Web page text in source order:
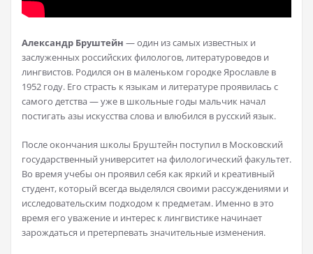
Александр Бруштейн — один из самых известных и
заслуженных российских филологов, литературоведов и
лингвистов. Родился он в маленьком городке Ярославле в
1952 году. Его страсть к языкам и литературе проявилась с
самого детства — уже в школьные годы мальчик начал
постигать азы искусства слова и влюбился в русский язык.
После окончания школы Бруштейн поступил в Московский
государственный университет на филологический факультет.
Во время учебы он проявил себя как яркий и креативный
студент, который всегда выделялся своими рассуждениями и
исследовательским подходом к предметам. Именно в это
время его уважение и интерес к лингвистике начинает
зарождаться и претерпевать значительные изменения.